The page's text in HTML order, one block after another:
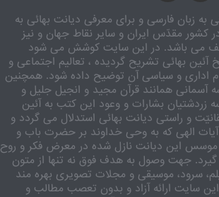
به زبان فارسی و برای معرفی دیانت بهائی به
کشور مقدّس ایران و سایر نقاط جهان و نیز
می باشد. در این سایت کوشش می شود
آئین بهائی تشریح گردیده ، تعالیم اجتماعی و
اداری و سیاسی آن توضیح داده شود. همچنین
آسمانی همانند قرآن مجید و انجیل جلیل و
زردشتیان بشارات و وعود این کتب به آئین
و راستی دیانت بهائی استدلال می گردد و
الهی که به وحی خداوند بر حضرت باب و
موسس این دیانت نازل شده در معرض فکر و روح
گیرد. جهت وصول به هدف فوق نه تنها از متون
سرود، موسیقی و مجلات تصویری بهره مند
سایت ارائه آزاد و بدون تعصب مطالب و